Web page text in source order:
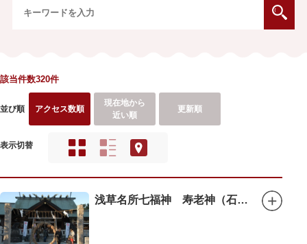
該当件数320件
並び順 アクセス数順
現在地から
近い順
更新順
表示切替
浅草名所七福神 寿老神（石浜神社）